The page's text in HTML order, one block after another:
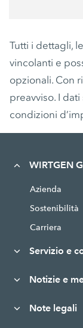
Tutti i dettagli,
vincolanti e
opzionali. Con
preavviso. I
condizioni
WIRTGEN
Azienda
Sostenibilità
Carriera
Servizio e
Notizie e
Note legali